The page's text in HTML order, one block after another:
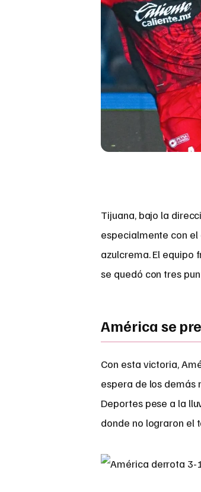
Tijuana, bajo la
especialmente con
azulcrema. El equipo
se quedó con tres
América se
Con esta victoria,
espera de los demás
Deportes pese a la
donde no lograron el